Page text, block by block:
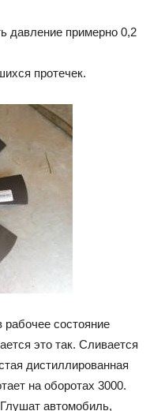
давление примерно 0,2
протечек.
рабочее состояние
это так. Сливается
дистиллированная
на оборотах 3000.
автомобиль,